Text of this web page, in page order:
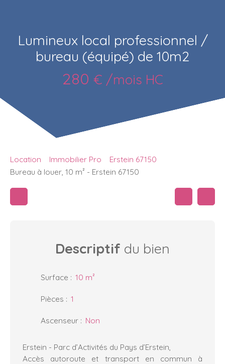
Lumineux local professionnel /
bureau (équipé) de 10m2
280 € /mois HC
Location Immobilier Pro
Erstein 67150
Bureau à louer, 10 m² - Erstein 67150
Descriptif du bien
Surface : 10 m²
Pièces : 1
Ascenseur : Non
Erstein - Parc d’Activités du Pays d’Erstein,
Accès autoroute et transport en commun à